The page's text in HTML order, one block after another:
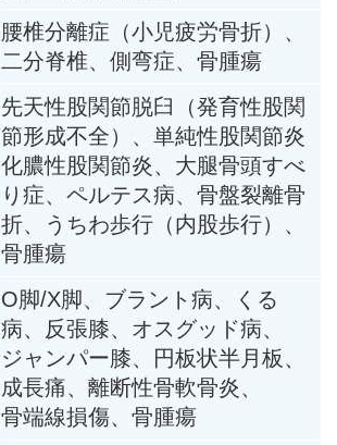
腰椎分離症（小児疲労骨折）、
二分脊椎、側弯症、骨腫瘍
先天性股関節脱臼（発育性股関
節形成不全）、単純性股関節炎
化膿性股関節炎、大腿骨頭すべ
り症、ペルテス病、骨盤裂離骨
折、うちわ歩行（内股歩行）、
骨腫瘍
O脚/X脚、ブラント病、くる
病、反張膝、オスグッド病、
ジャンパー膝、円板状半月板、
成長痛、離断性骨軟骨炎、
骨端線損傷、骨腫瘍